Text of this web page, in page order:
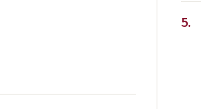
5.